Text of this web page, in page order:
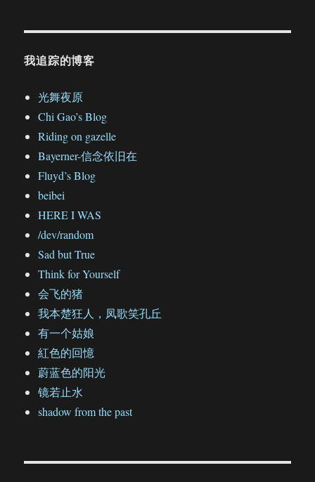
我追踪的博客
光舞夜原
Chi Gao’s Blog
Riding on gazelle
Bayerner-信念依旧在
Fluyd’s Blog
beibei
HERE I WAS
/dev/random
Sad but True
Think for Yourself
会飞的猪
我本楚狂人，凤歌笑孔丘
有一个姑娘
紅色的回憶
蔚蓝色的阳光
镜若止水
shadow from the past